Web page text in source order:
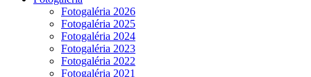
Fotogaléria 2026
Fotogaléria 2025
Fotogaléria 2024
Fotogaléria 2023
Fotogaléria 2022
Fotogaléria 2021